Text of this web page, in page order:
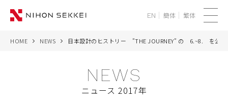
ニ
EN 簡体 繁体
HOME NEWS 日本設計のヒストリー ”THE JOURNEY” の 6.~8. を公開
NEWS
ニュース 2017年